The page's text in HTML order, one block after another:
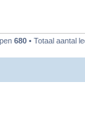
680 • Totaal aantal